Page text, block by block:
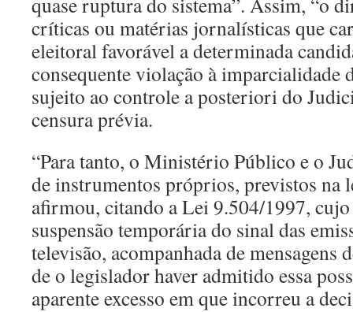
críticas ou matérias jornalísticas que
eleitoral favorável a determinada
consequente violação à imparcialidade
sujeito ao controle a posteriori do
censura prévia.
“Para tanto, o Ministério Público e o
de instrumentos próprios, previstos na
afirmou, citando a Lei 9.504/1997,
suspensão temporária do sinal das
televisão, acompanhada de mensagens
de o legislador haver admitido essa
aparente excesso em que incorreu a